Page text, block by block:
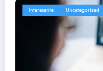
Interesante Uncategorized